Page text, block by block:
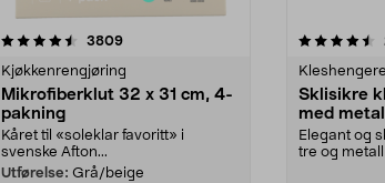
3809anmeldelser
Kjøkkenrengjøring
Mikrofiberklut 32 x 31 cm, 4-
pakning
Kåret til «soleklar favoritt» i
svenske Afton...
Utførelse: Grå/beige
4.5av 5 stjerner
Kleshengere
Sklisikre
med
Elegant og
tre og